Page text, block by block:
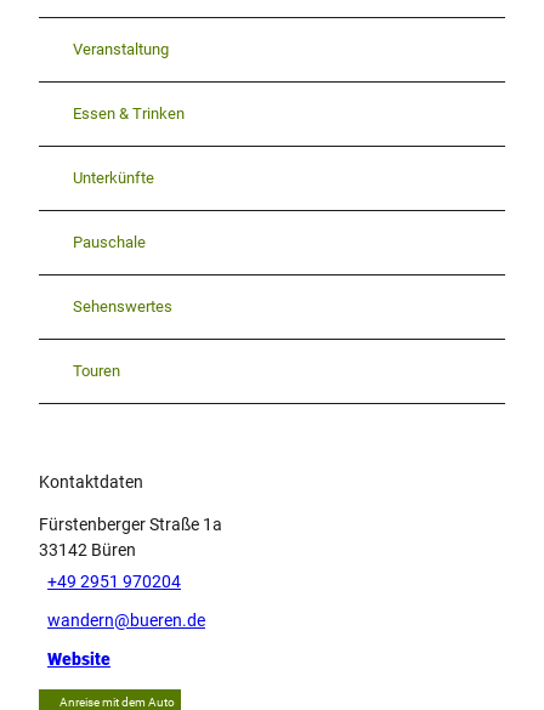
Veranstaltung
Essen & Trinken
Unterkünfte
Pauschale
Sehenswertes
Touren
Kontaktdaten
Fürstenberger Straße 1a
33142 Büren
+49 2951 970204
wandern@bueren.de
Website
Anreise mit dem Auto